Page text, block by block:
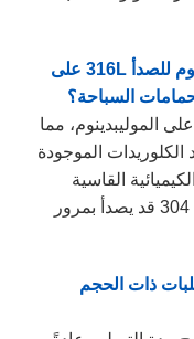
س: لماذا يُفضل استخدام الفولاذ المقاوم للصدأ 316L على
ج: يحتوي الفولاذ المقاوم للصدأ 316L على الموليبدينوم، مما
الموجودة
القاسية
لحمامات السباحة، في حين أن الفولاذ 304 قد يصدأ بمرور
ذات الحجم